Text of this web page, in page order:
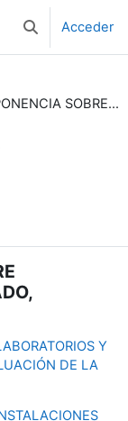
Selector de
Acceder
INTERESANTE PONENCIA SOBRE SEGURIDAD INDUSTRIAL: PASADO, PRESENTE Y FUTURO
Y
DE LA